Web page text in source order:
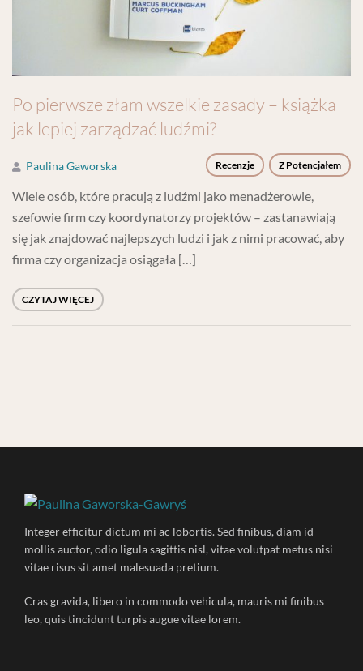
Po pierwsze złam wszelkie zasady – książka
jak lepiej zarządzać ludźmi?
Recenzje Z Potencjałem
Paulina Gaworska
Wiele osób, które pracują z ludźmi jako menadżerowie,
szefowie firm czy koordynatorzy projektów – zastanawiają
się jak znajdować najlepszych ludzi i jak z nimi pracować, aby
firma czy organizacja osiągała […]
CZYTAJ WIĘCEJ
Integer efficitur dictum mi ac lobortis. Sed finibus, diam id
mollis auctor, odio ligula sagittis nisl, vitae volutpat metus nisi
vitae risus sit amet malesuada pretium.
Cras gravida, libero in commodo vehicula, mauris mi finibus
leo, quis tincidunt turpis augue vitae lorem.